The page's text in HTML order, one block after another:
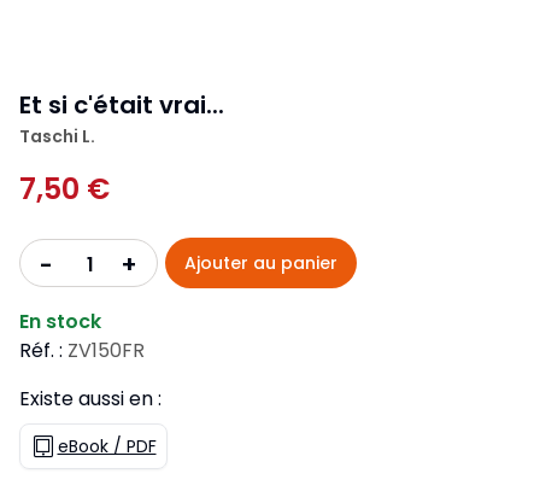
Et si c'était vrai...
Taschi L.
7,50 €
- + Ajouter au panier
En stock
Réf. : ZV150FR
Existe aussi en :
eBook / PDF